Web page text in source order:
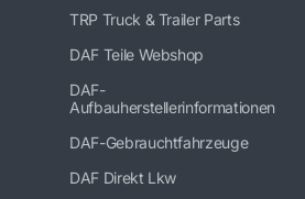
TRP Truck & Trailer Parts
DAF Teile Webshop
DAF-
Aufbauherstellerinformationen
DAF-Gebrauchtfahrzeuge
DAF Direkt Lkw